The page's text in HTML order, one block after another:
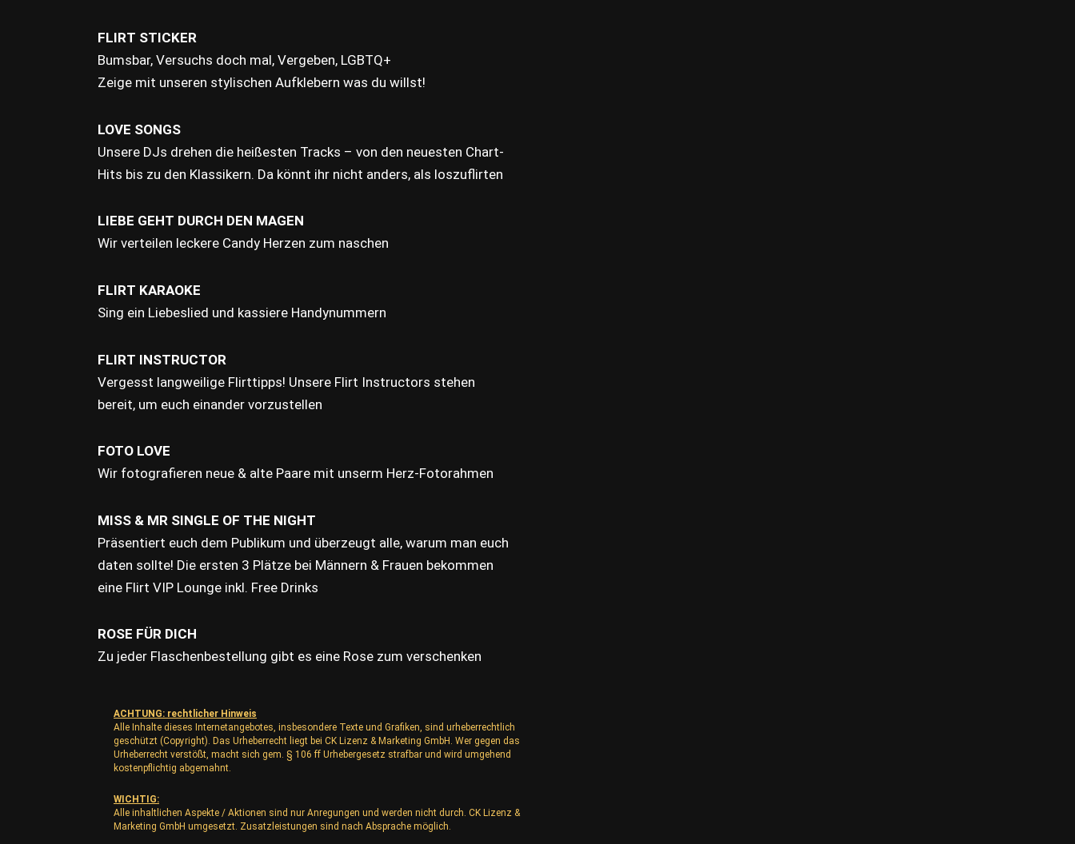
FLIRT STICKER
Bumsbar, Versuchs doch mal, Vergeben, LGBTQ+
Zeige mit unseren stylischen Aufklebern was du willst!
LOVE SONGS
Unsere DJs drehen die heißesten Tracks – von den neuesten Chart-
Hits bis zu den Klassikern. Da könnt ihr nicht anders, als loszuflirten
LIEBE GEHT DURCH DEN MAGEN
Wir verteilen leckere Candy Herzen zum naschen
FLIRT KARAOKE
Sing ein Liebeslied und kassiere Handynummern
FLIRT INSTRUCTOR
Vergesst langweilige Flirttipps! Unsere Flirt Instructors stehen
bereit, um euch einander vorzustellen
FOTO LOVE
Wir fotografieren neue & alte Paare mit unserm Herz-Fotorahmen
MISS & MR SINGLE OF THE NIGHT
Präsentiert euch dem Publikum und überzeugt alle, warum man euch
daten sollte! Die ersten 3 Plätze bei Männern & Frauen bekommen
eine Flirt VIP Lounge inkl. Free Drinks
ROSE FÜR DICH
Zu jeder Flaschenbestellung gibt es eine Rose zum verschenken
ACHTUNG: rechtlicher Hinweis
Alle Inhalte dieses Internetangebotes, insbesondere Texte und Grafiken, sind urheberrechtlich
geschützt (Copyright). Das Urheberrecht liegt bei CK Lizenz & Marketing GmbH. Wer gegen das
Urheberrecht verstößt, macht sich gem. § 106 ff Urhebergesetz strafbar und wird umgehend
kostenpflichtig abgemahnt.
WICHTIG:
Alle inhaltlichen Aspekte / Aktionen sind nur Anregungen und werden nicht durch. CK Lizenz &
Marketing GmbH umgesetzt. Zusatzleistungen sind nach Absprache möglich.